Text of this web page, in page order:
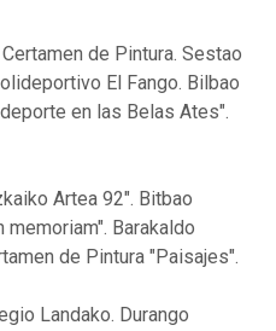
de Pintura. Sestao
El Fango. Bilbao
en las Belas Ates".
Artea 92". Bitbao
memoriam". Barakaldo
de Pintura "Paisajes".
Landako. Durango